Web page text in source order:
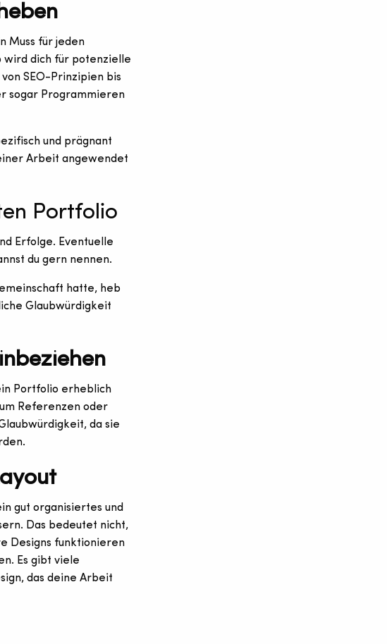
Muss für jeden
wird dich für potenzielle
SEO-Prinzipien bis
sogar Programmieren
und prägnant
Arbeit angewendet
Portfolio
Erfolge. Eventuelle
du gern nennen.
hatte, heb
Glaubwürdigkeit
Portfolio erheblich
Referenzen oder
da sie
gut organisiertes und
Das bedeutet nicht,
Designs funktionieren
Es gibt viele
das deine Arbeit